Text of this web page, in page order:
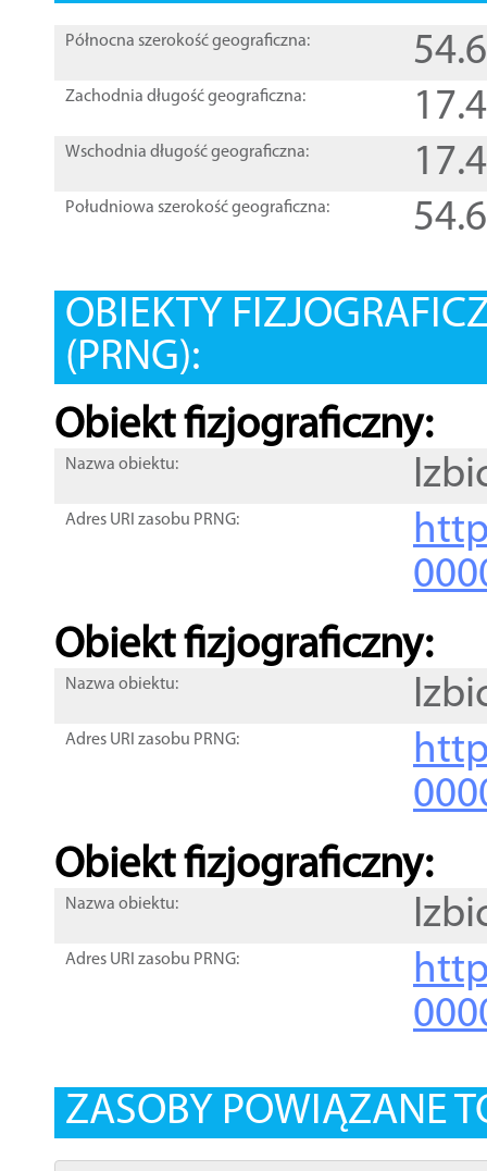
Północna szerokość geograficzna:
Zachodnia długość geograficzna:
Wschodnia długość geograficzna:
Południowa szerokość geograficzna:
OBIEKTY
(PRNG):
Obiekt fizjograficzny:
Nazwa obiektu:
Adres URI zasobu PRNG:
Obiekt fizjograficzny:
Nazwa obiektu:
Adres URI zasobu PRNG:
Obiekt fizjograficzny:
Nazwa obiektu:
Adres URI zasobu PRNG:
ZASOBY POWIĄZANE